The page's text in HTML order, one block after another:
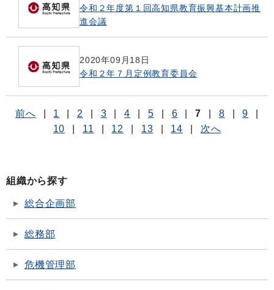
令和２年度第１回高知県教育振興基本計画推
進会議
2020年09月18日
令和２年７月定例教育委員会
前へ 1 2 3 4 5 6 7 8 9
10
11 12 13 14 次へ
組織から探す
総合企画部
総務部
危機管理部